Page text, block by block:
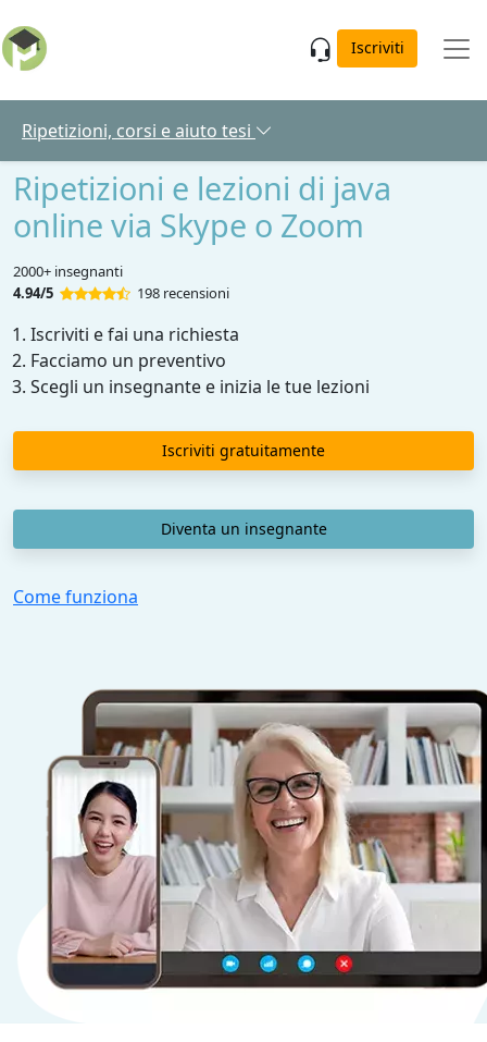
Iscriviti
Ripetizioni, corsi e aiuto tesi
Ripetizioni e lezioni di java
online via Skype o Zoom
2000+ insegnanti
4.94/5
198 recensioni
Iscriviti e fai una richiesta
Facciamo un preventivo
Scegli un insegnante e inizia le tue lezioni
Iscriviti gratuitamente
Diventa un insegnante
Come funziona